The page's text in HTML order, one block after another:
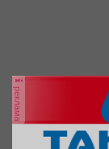
реклама